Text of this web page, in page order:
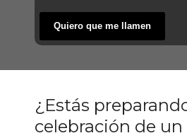
Quiero que me llamen
¿Estás
celebración de un